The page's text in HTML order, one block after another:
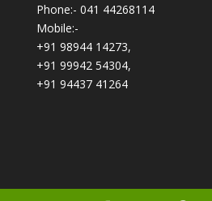
Phone:- 041 44268114
Mobile:-
+91 98944 14273,
+91 99942 54304,
+91 94437 41264